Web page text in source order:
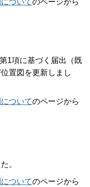
ついてのページから
1項に基づく届出（既
置図を更新しまし
ついてのページから
。
ついてのページから